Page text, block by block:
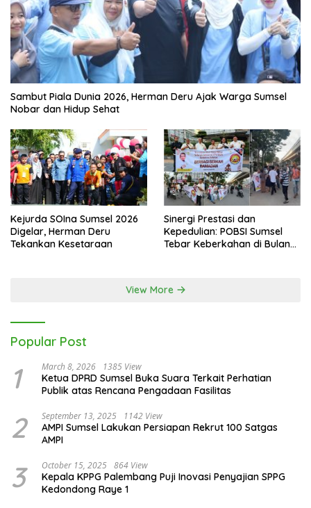
Sambut Piala Dunia 2026, Herman Deru Ajak Warga Sumsel
Nobar dan Hidup Sehat
Kejurda SOIna Sumsel 2026
Digelar, Herman Deru
Tekankan Kesetaraan
Sinergi Prestasi dan
Kepedulian: POBSI Sumsel
Tebar Keberkahan di Bulan
View More
Popular Post
1 March 8, 2026 1385 View
Ketua DPRD Sumsel Buka Suara Terkait Perhatian
Publik atas Rencana Pengadaan Fasilitas
2 September 13, 2025 1142 View
AMPI Sumsel Lakukan Persiapan Rekrut 100 Satgas
AMPI
3 October 15, 2025 864 View
Kepala KPPG Palembang Puji Inovasi Penyajian SPPG
Kedondong Raye 1